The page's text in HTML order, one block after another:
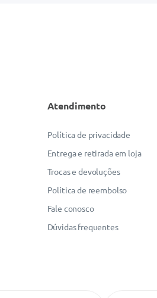
Atendimento
Política de privacidade
Entrega e retirada em loja
Trocas e devoluções
Política de reembolso
Fale conosco
Dúvidas frequentes